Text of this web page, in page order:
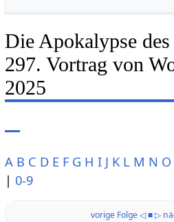
Die Apokalypse des
297. Vortrag von
2025
A B C D E F G H I J K L M N O
| 0-9
vorige Folge ◁■▷